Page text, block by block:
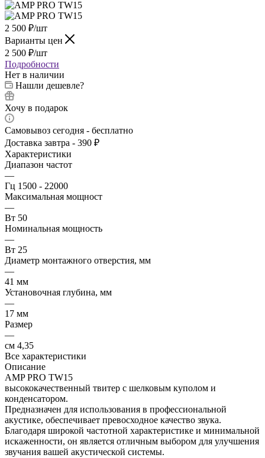
2 500 ₽/шт
Варианты цен
2 500 ₽/шт
Подробности
Нет в наличии
Нашли дешевле?
Хочу в подарок
Самовывоз сегодня - бесплатно
Доставка завтра - 390 ₽
Характеристики
Диапазон частот
—
Гц 1500 - 22000
Максимальная мощност
—
Вт 50
Номинальная мощность
—
Вт 25
Диаметр монтажного отверстия, мм
—
41 мм
Установочная глубина, мм
—
17 мм
Размер
—
см 4,35
Все характеристики
Описание
AMP PRO TW15
высококачественный твитер с шелковым куполом и
конденсатором.
Предназначен для использования в профессиональной
акустике, обеспечивает превосходное качество звука.
Благодаря широкой частотной характеристике и минимальной
искаженности, он является отличным выбором для улучшения
звучания вашей акустической системы.